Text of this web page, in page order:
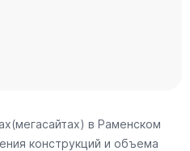
в Раменском
конструкций и объема